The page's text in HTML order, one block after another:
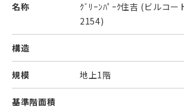
名称 ｸﾞﾘｰﾝﾊﾟｰｸ住吉 (ビルコー
2154)
構造
規模 地上1階
基準階面積